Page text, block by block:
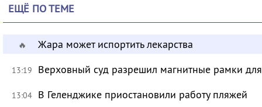
ЕЩЁ ПО ТЕМЕ
🔥 Жара может испортить лекарства
13:19 Верховный суд разрешил магнитные рамки
13:04 В Геленджике приостановили работу пляжей